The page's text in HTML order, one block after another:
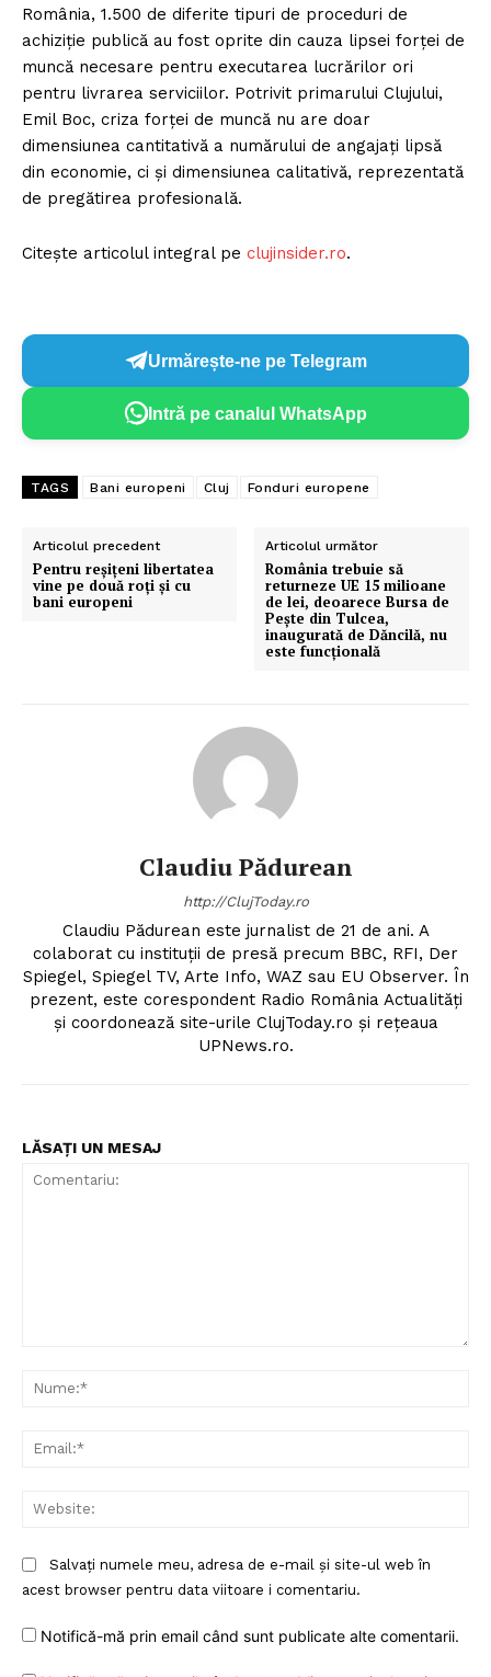
România, 1.500 de diferite tipuri de proceduri de
achiziţie publică au fost oprite din cauza lipsei forţei de
muncă necesare pentru executarea lucrărilor ori
pentru livrarea serviciilor. Potrivit primarului Clujului,
Emil Boc, criza forței de muncă nu are doar
dimensiunea cantitativă a numărului de angajați lipsă
din economie, ci și dimensiunea calitativă, reprezentată
de pregătirea profesională.
Citește articolul integral pe clujinsider.ro.
Urmărește-ne pe Telegram
Intră pe canalul WhatsApp
TAGS Bani europeni Cluj Fonduri europene
Articolul precedent
Pentru reșițeni libertatea
vine pe două roți și cu
bani europeni
Articolul următor
România trebuie să
returneze UE 15 milioane
de lei, deoarece Bursa de
Pește din Tulcea,
inaugurată de Dăncilă, nu
este funcțională
Claudiu Pădurean
http://ClujToday.ro
Claudiu Pădurean este jurnalist de 21 de ani. A
colaborat cu instituții de presă precum BBC, RFI, Der
Spiegel, Spiegel TV, Arte Info, WAZ sau EU Observer. În
prezent, este corespondent Radio România Actualități
și coordonează site-urile ClujToday.ro și rețeaua
UPNews.ro.
LĂSAȚI UN MESAJ
Salvați numele meu, adresa de e-mail și site-ul web în
acest browser pentru data viitoare i comentariu.
Notifică-mă prin email când sunt publicate alte comentarii.